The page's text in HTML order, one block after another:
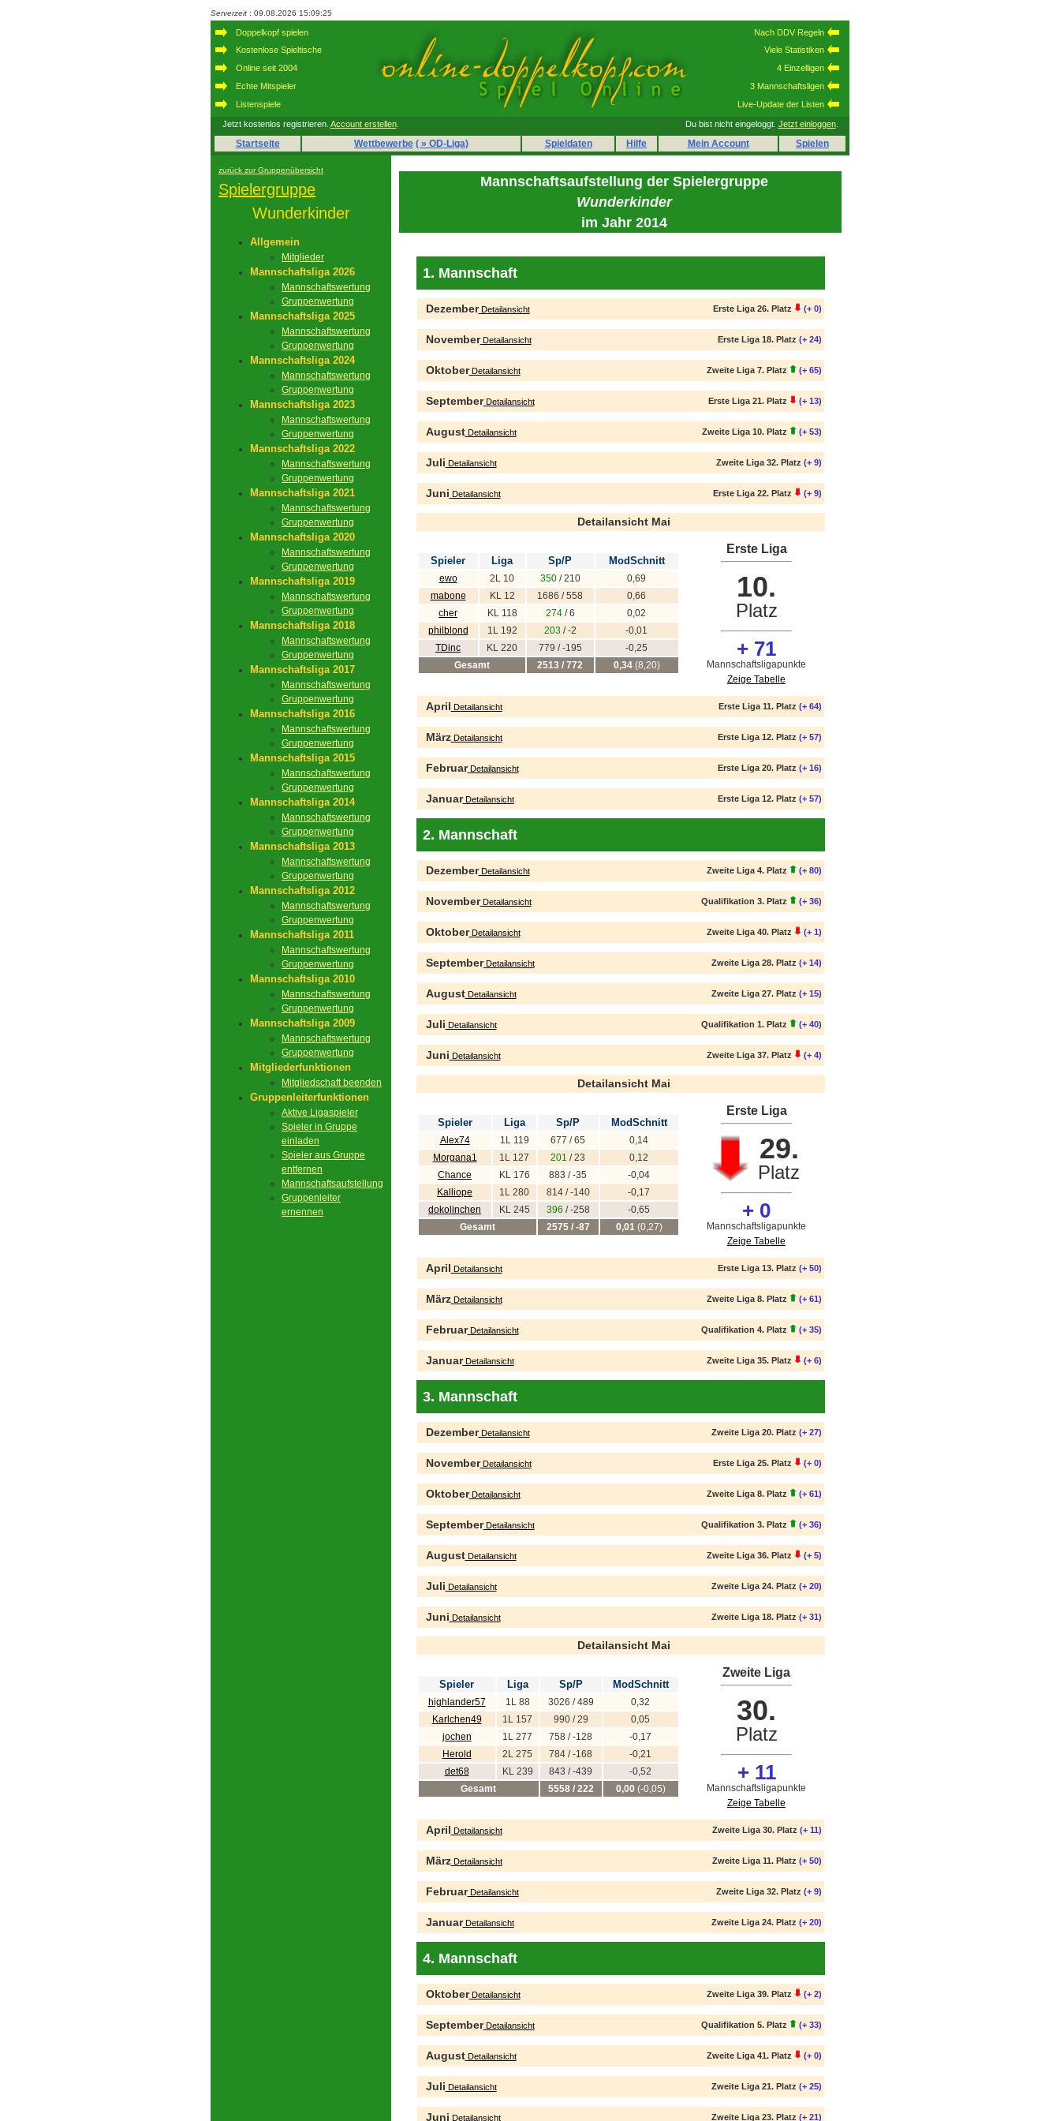
Serverzeit : 09.08.2026 15:09:25
Doppelkopf spielen
Kostenlose Spieltische
Online seit 2004
Echte Mitspieler
Listenspiele
Nach DDV Regeln
Viele Statistiken
4 Einzelligen
3 Mannschaftsligen
Live-Update der Listen
Jetzt kostenlos registrieren. Account erstellen. Du bist nicht eingeloggt. Jetzt einloggen.
Startseite Wettbewerbe ( » OD-Liga) Spieldaten Hilfe Mein Account Spielen
zurück zur Gruppenübersicht
Spielergruppe
Wunderkinder
Allgemein
Mitglieder
Mannschaftsliga 2026
Mannschaftswertung
Gruppenwertung
Mannschaftsliga 2025
Mannschaftswertung
Gruppenwertung
Mannschaftsliga 2024
Mannschaftswertung
Gruppenwertung
Mannschaftsliga 2023
Mannschaftswertung
Gruppenwertung
Mannschaftsliga 2022
Mannschaftswertung
Gruppenwertung
Mannschaftsliga 2021
Mannschaftswertung
Gruppenwertung
Mannschaftsliga 2020
Mannschaftswertung
Gruppenwertung
Mannschaftsliga 2019
Mannschaftswertung
Gruppenwertung
Mannschaftsliga 2018
Mannschaftswertung
Gruppenwertung
Mannschaftsliga 2017
Mannschaftswertung
Gruppenwertung
Mannschaftsliga 2016
Mannschaftswertung
Gruppenwertung
Mannschaftsliga 2015
Mannschaftswertung
Gruppenwertung
Mannschaftsliga 2014
Mannschaftswertung
Gruppenwertung
Mannschaftsliga 2013
Mannschaftswertung
Gruppenwertung
Mannschaftsliga 2012
Mannschaftswertung
Gruppenwertung
Mannschaftsliga 2011
Mannschaftswertung
Gruppenwertung
Mannschaftsliga 2010
Mannschaftswertung
Gruppenwertung
Mannschaftsliga 2009
Mannschaftswertung
Gruppenwertung
Mitgliederfunktionen
Mitgliedschaft beenden
Gruppenleiterfunktionen
Aktive Ligaspieler
Spieler in Gruppe
einladen
Spieler aus Gruppe
entfernen
Mannschaftsaufstellung
Gruppenleiter
ernennen
Mannschaftsaufstellung der Spielergruppe
Wunderkinder
im Jahr 2014
1. Mannschaft
DezemberDetailansicht Erste Liga 26. Platz (+ 0)
NovemberDetailansicht Erste Liga 18. Platz (+ 24)
OktoberDetailansicht Zweite Liga 7. Platz (+ 65)
SeptemberDetailansicht Erste Liga 21. Platz (+ 13)
AugustDetailansicht Zweite Liga 10. Platz (+ 53)
Juli Detailansicht Zweite Liga 32. Platz (+ 9)
Juni Detailansicht Erste Liga 22. Platz (+ 9)
Detailansicht Mai
Spieler Liga Sp/P ModSchnitt
ewo 2L 10 350/ 210
0,69
mabone
KL 12 1686 / 558
0,66
cher
KL 118 274/ 6
0,02
philblond
1L 192 203/ -2
-0,01
TDinc
KL 220 779 / -195
-0,25
Gesamt
2513 / 772 0,34(8,20)
Erste Liga
10.
Platz
+ 71
Mannschaftsligapunkte
Zeige Tabelle
April Detailansicht Erste Liga 11. Platz (+ 64)
MärzDetailansicht Erste Liga 12. Platz (+ 57)
FebruarDetailansicht Erste Liga 20. Platz (+ 16)
JanuarDetailansicht Erste Liga 12. Platz (+ 57)
2. Mannschaft
DezemberDetailansicht Zweite Liga 4. Platz (+ 80)
NovemberDetailansicht Qualifikation 3. Platz (+ 36)
OktoberDetailansicht Zweite Liga 40. Platz (+ 1)
SeptemberDetailansicht Zweite Liga 28. Platz (+ 14)
AugustDetailansicht Zweite Liga 27. Platz (+ 15)
Juli Detailansicht Qualifikation 1. Platz (+ 40)
Juni Detailansicht Zweite Liga 37. Platz (+ 4)
Detailansicht Mai
Spieler Liga Sp/P ModSchnitt
Alex74 1L 119 677 / 65
0,14
Morgana1
1L 127 201 / 23
0,12
Chance
KL 176 883 / -35
-0,04
Kalliope
1L 280 814 / -140
-0,17
dokolinchen
KL 245 396 / -258
-0,65
Gesamt
2575 / -87 0,01(0,27)
Erste Liga
29.
Platz
+ 0
Mannschaftsligapunkte
Zeige Tabelle
April Detailansicht Erste Liga 13. Platz (+ 50)
MärzDetailansicht Zweite Liga 8. Platz (+ 61)
FebruarDetailansicht Qualifikation 4. Platz (+ 35)
JanuarDetailansicht Zweite Liga 35. Platz (+ 6)
3. Mannschaft
DezemberDetailansicht Zweite Liga 20. Platz (+ 27)
NovemberDetailansicht Erste Liga 25. Platz (+ 0)
OktoberDetailansicht Zweite Liga 8. Platz (+ 61)
SeptemberDetailansicht Qualifikation 3. Platz (+ 36)
AugustDetailansicht Zweite Liga 36. Platz (+ 5)
Juli Detailansicht Zweite Liga 24. Platz (+ 20)
Juni Detailansicht Zweite Liga 18. Platz (+ 31)
Detailansicht Mai
Spieler Liga Sp/P ModSchnitt
highlander57 1L 88 3026 / 489
0,32
Karlchen49
1L 157 990 / 29
0,05
jochen
1L 277 758 / -128
-0,17
Herold
2L 275 784 / -168
-0,21
det68
KL 239 843 / -439
-0,52
Gesamt
5558 / 222 0,00 (-0,05)
Zweite Liga
30.
Platz
+ 11
Mannschaftsligapunkte
Zeige Tabelle
April Detailansicht Zweite Liga 30. Platz (+ 11)
MärzDetailansicht Zweite Liga 11. Platz (+ 50)
FebruarDetailansicht Zweite Liga 32. Platz (+ 9)
JanuarDetailansicht Zweite Liga 24. Platz (+ 20)
4. Mannschaft
OktoberDetailansicht Zweite Liga 39. Platz (+ 2)
SeptemberDetailansicht Qualifikation 5. Platz (+ 33)
AugustDetailansicht Zweite Liga 41. Platz (+ 0)
Juli Detailansicht Zweite Liga 21. Platz (+ 25)
Juni Detailansicht Zweite Liga 23. Platz (+ 21)